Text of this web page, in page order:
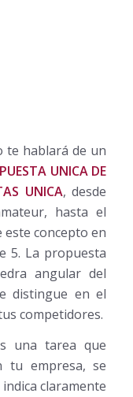
te hablará de un
UNICA DE
UNICA, desde
hasta el
este concepto en
5. La propuesta
angular del
distingue en el
competidores.
una tarea que
tu empresa, se
claramente